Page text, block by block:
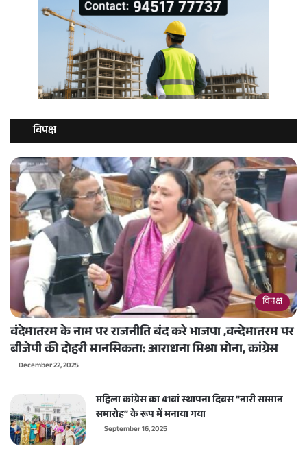
विपक्ष
विपक्ष
वंदेमातरम के नाम पर राजनीति बंद करे भाजपा ,वन्देमातरम पर
बीजेपी की दोहरी मानसिकता: आराधना मिश्रा मोना, कांग्रेस
December 22, 2025
महिला कांग्रेस का 41वां स्थापना दिवस “नारी सम्मान
समारोह” के रूप में मनाया गया
September 16, 2025